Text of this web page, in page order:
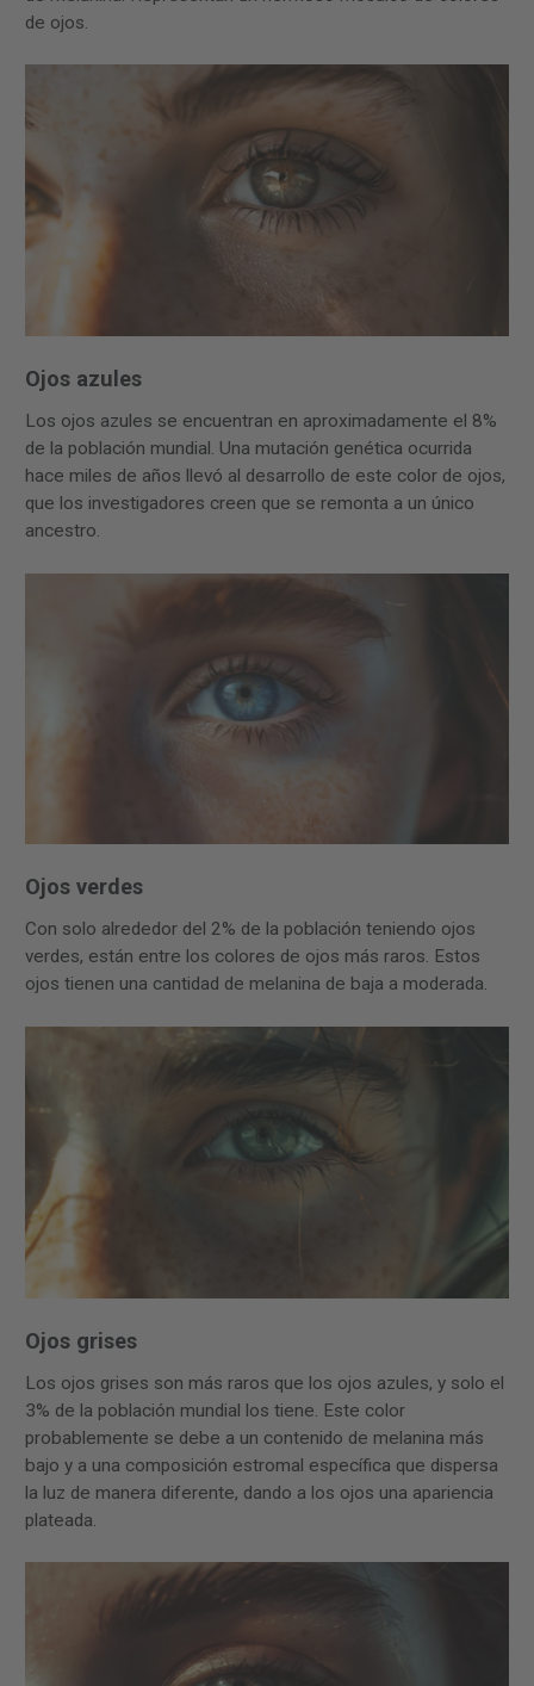
de ojos.
Ojos azules
Los ojos azules se encuentran en aproximadamente el 8%
de la población mundial. Una mutación genética ocurrida
hace miles de años llevó al desarrollo de este color de ojos,
que los investigadores creen que se remonta a un único
ancestro.
Ojos verdes
Con solo alrededor del 2% de la población teniendo ojos
verdes, están entre los colores de ojos más raros. Estos
ojos tienen una cantidad de melanina de baja a moderada.
Ojos grises
Los ojos grises son más raros que los ojos azules, y solo el
3% de la población mundial los tiene. Este color
probablemente se debe a un contenido de melanina más
bajo y a una composición estromal específica que dispersa
la luz de manera diferente, dando a los ojos una apariencia
plateada.